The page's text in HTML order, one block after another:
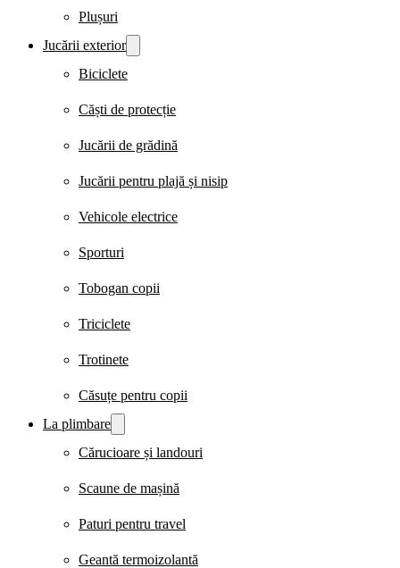
Plușuri
Jucării exterior
Biciclete
Căști de protecție
Jucării de grădină
Jucării pentru plajă și nisip
Vehicole electrice
Sporturi
Tobogan copii
Triciclete
Trotinete
Căsuțe pentru copii
La plimbare
Cărucioare și landouri
Scaune de mașină
Paturi pentru travel
Geantă termoizolantă